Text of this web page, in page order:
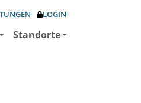
LOGIN
Standorte